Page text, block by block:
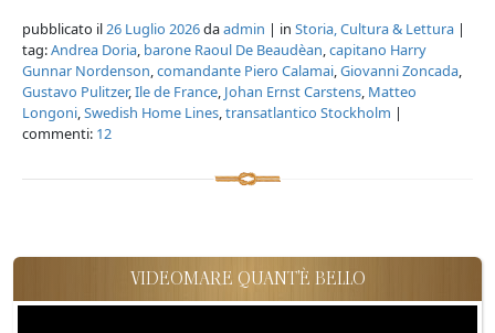
pubblicato il26 Luglio 2026daadmin | in Storia, Cultura & Lettura |
tag:Andrea Doria, barone Raoul De Beaudèan,capitano Harry
Gunnar Nordenson,comandante Piero Calamai,Giovanni Zoncada,
Gustavo Pulitzer,Ile de France, Johan Ernst Carstens, Matteo
Longoni,Swedish Home Lines,transatlantico Stockholm |
commenti: 12
VIDEOMARE QUANT'È BELLO